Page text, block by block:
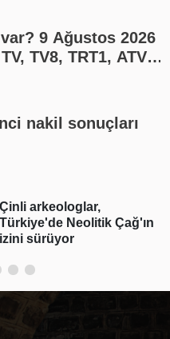
9 Ağustos 2026
TV8, TRT1, ATV
nakil sonuçları
Devletten borçluya
yapılandırma fırsatı